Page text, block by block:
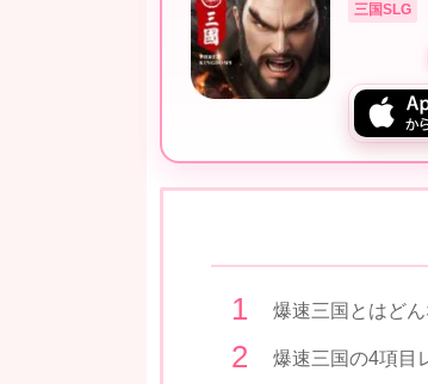
三国SLG
爆速三国とはどん
爆速三国の4項目